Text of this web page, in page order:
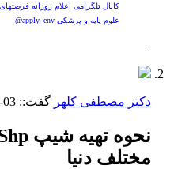
کانال تلگرامی اعلام روزانه
علوم پایه و پزشکی apply_env@
دکتر مصطفی کلهر گفت:: 03-12-2023
مختلف دنیا